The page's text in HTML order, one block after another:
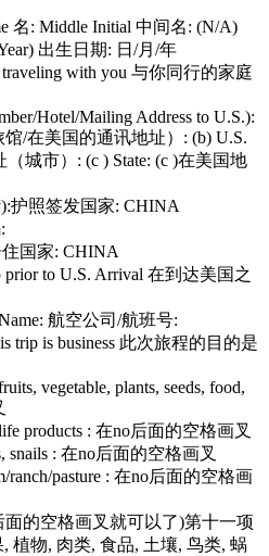
名: Middle Initial 中间名: (N/A)
出生日期: 日/月/年
traveling with you 与你同行的家庭
Hotel/Mailing Address to U.S.):
/在美国的通讯地址）: (b) U.S.
城市）: (c ) State: (c )在美国地
护照签发国家: CHINA
住国家: CHINA
prior to U.S. Arrival 在到达美国之
航空公司/航班号:
trip is business 此次旅程的目的是
vegetable, plants, seeds, food,
products : 在no后面的空格画叉
snails : 在no后面的空格画叉
ranch/pasture : 在no后面的空格画
的空格画叉就可以了)第十一项
植物, 肉类, 食品, 土壤, 鸟类, 蜗